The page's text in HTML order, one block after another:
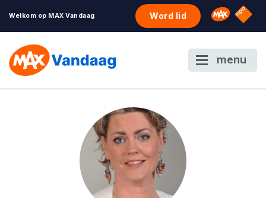
Welkom op MAX Vandaag Word lid Omroep
NPO
menu